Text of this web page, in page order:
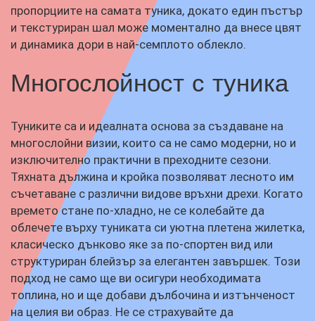
пропорциите на самата туника, докато един пъстър
и текстуриран шал може моментално да внесе цвят
и динамика дори в най-семплото облекло.
Многослойност с туника
Туниките са и идеалната основа за създаване на
многослойни визии, които са не само модерни, но и
изключително практични в преходните сезони.
Тяхната дължина и кройка позволяват лесното им
съчетаване с различни видове връхни дрехи. Когато
времето стане по-хладно, не се колебайте да
облечете върху туниката си уютна плетена жилетка,
класическо дънково яке за по-спортен вид или
структуриран блейзър за елегантен завършек. Този
подход не само ще ви осигури необходимата
топлина, но и ще добави дълбочина и изтънченост
на целия ви образ. Не се страхувайте да